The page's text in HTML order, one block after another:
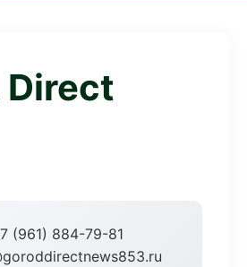
Direct
(961) 884-79-81